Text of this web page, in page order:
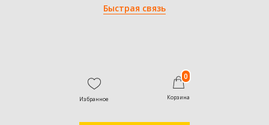
Быстрая связь
Избранное
0
Корзина